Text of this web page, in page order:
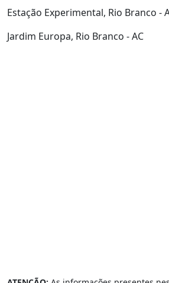
Estação Experimental, Rio Branco -
Jardim Europa, Rio Branco - AC